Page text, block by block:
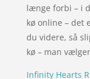
længe forbi – i
kø online – det
du videre, så
kø – man
Infinity Hearts